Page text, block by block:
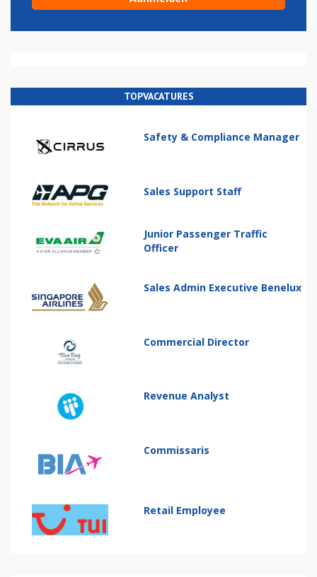
TOPVACATURES
Safety & Compliance Manager
Sales Support Staff
Junior Passenger Traffic
Officer
Sales Admin Executive Benelux
Commercial Director
Revenue Analyst
Commissaris
Retail Employee